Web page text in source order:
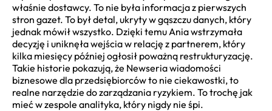
właśnie dostawcy. To nie była informacja z pierwszych
stron gazet. To był detal, ukryty w gąszczu danych, który
jednak mówił wszystko. Dzięki temu Ania wstrzymała
decyzję i uniknęła wejścia w relację z partnerem, który
kilka miesięcy później ogłosił poważną restrukturyzację.
Takie historie pokazują, że Newseria wiadomości
biznesowe dla przedsiębiorców to nie ciekawostki, to
realne narzędzie do zarządzania ryzykiem. To trochę jak
mieć w zespole analityka, który nigdy nie śpi.